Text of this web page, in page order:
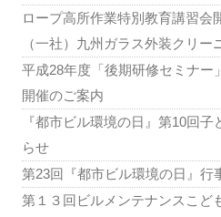
ロープ高所作業特別教育講習会
（一社）九州ガラス外装クリー
平成28年度「後期研修セミナー
開催のご案内
『都市ビル環境の日』第10回
らせ
第23回『都市ビル環境の日』行
第１３回ビルメンテナンスこど